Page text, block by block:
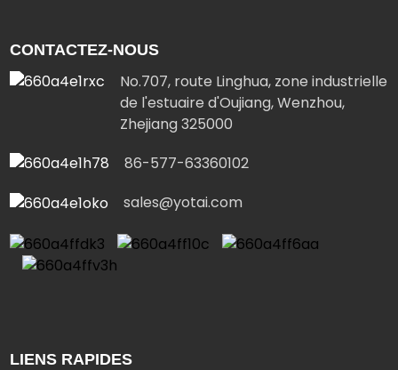
CONTACTEZ-NOUS
No.707, route Linghua, zone industrielle
de l'estuaire d'Oujiang, Wenzhou,
Zhejiang 325000
86-577-63360102
sales@yotai.com
LIENS RAPIDES